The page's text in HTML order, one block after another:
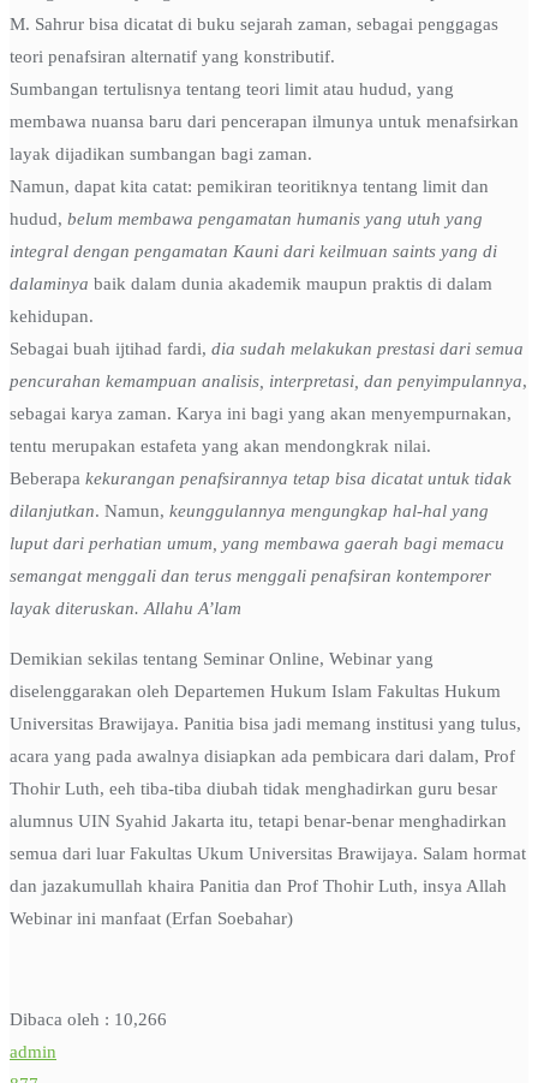
M. Sahrur bisa dicatat di buku sejarah zaman, sebagai penggagas
teori penafsiran alternatif yang konstributif.
Sumbangan tertulisnya tentang teori limit atau hudud, yang
membawa nuansa baru dari pencerapan ilmunya untuk menafsirkan
layak dijadikan sumbangan bagi zaman.
Namun, dapat kita catat: pemikiran teoritiknya tentang limit dan
hudud, belum membawa pengamatan humanis yang utuh yang
integral dengan pengamatan Kauni dari keilmuan saints yang di
dalaminya baik dalam dunia akademik maupun praktis di dalam
kehidupan.
Sebagai buah ijtihad fardi, dia sudah melakukan prestasi dari semua
pencurahan kemampuan analisis, interpretasi, dan penyimpulannya,
sebagai karya zaman. Karya ini bagi yang akan menyempurnakan,
tentu merupakan estafeta yang akan mendongkrak nilai.
Beberapa kekurangan penafsirannya tetap bisa dicatat untuk tidak
dilanjutkan. Namun, keunggulannya mengungkap hal-hal yang
luput dari perhatian umum, yang membawa gaerah bagi memacu
semangat menggali dan terus menggali penafsiran kontemporer
layak diteruskan. Allahu A’lam
Demikian sekilas tentang Seminar Online, Webinar yang
diselenggarakan oleh Departemen Hukum Islam Fakultas Hukum
Universitas Brawijaya. Panitia bisa jadi memang institusi yang tulus,
acara yang pada awalnya disiapkan ada pembicara dari dalam, Prof
Thohir Luth, eeh tiba-tiba diubah tidak menghadirkan guru besar
alumnus UIN Syahid Jakarta itu, tetapi benar-benar menghadirkan
semua dari luar Fakultas Ukum Universitas Brawijaya. Salam hormat
dan jazakumullah khaira Panitia dan Prof Thohir Luth, insya Allah
Webinar ini manfaat (Erfan Soebahar)
Dibaca oleh : 10,266
admin